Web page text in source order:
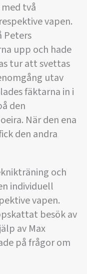
två
vapen.
Peters
upp och hade
tur att svettas
utav
fäktarna in i
den
När den ena
den andra
och
individuell
vapen.
besök av
av Max
på frågor om